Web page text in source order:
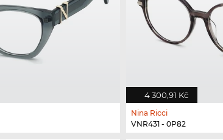
4 300,91 Kč
Nina Ricci
VNR431 - 0P82